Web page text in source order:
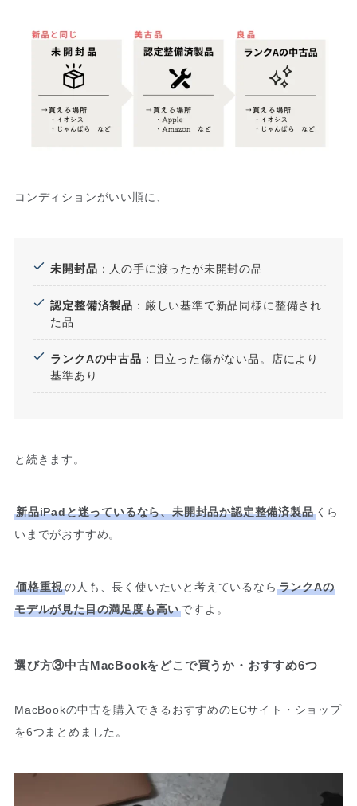
コンディションがいい順に、
未開封品 ：人の手に渡ったが未開封の品
認定整備済製品 ：厳しい基準で新品同様に整備され
た品
ランクAの中古品 ：目立った傷がない品。店により
基準あり
と続きます。
新品iPadと迷っているなら、未開封品か認定整備済製品くら
いまでがおすすめ。
価格重視の人も、長く使いたいと考えているなら ランクAの
モデルが見た目の満足度も高いですよ。
選び方③中古MacBookをどこで買うか・おすすめ6つ
MacBookの中古を購入できるおすすめのECサイト・ショップ
を6つまとめました。